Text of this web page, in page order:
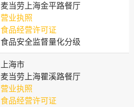
麦当劳上海金平路餐厅
营业执照
食品经营许可证
食品安全监督量化分级
上海市
麦当劳上海瞿溪路餐厅
营业执照
食品经营许可证